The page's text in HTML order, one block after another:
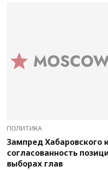
ПОЛИТИКА
Зампред Хабаровского
согласованность
выборах глав